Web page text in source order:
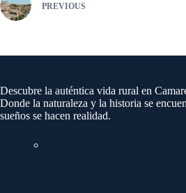
PREVIOUS
Descubre la auténtica vida rural en
Donde la naturaleza y la historia se
sueños se hacen realidad.